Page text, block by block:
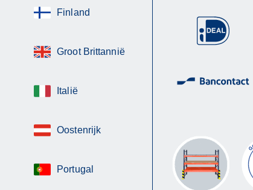
Finland
Groot Brittannië
Italië
Oostenrijk
Portugal